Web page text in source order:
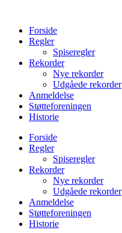
indholdForside
Regler
Spiseregler
Rekorder
Nye rekorder
Udgåede rekorder
Anmeldelse
Støtteforeningen
Historie
Forside
Regler
Spiseregler
Rekorder
Nye rekorder
Udgåede rekorder
Anmeldelse
Støtteforeningen
Historie